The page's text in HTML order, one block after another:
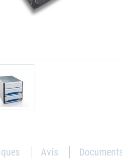
Avis